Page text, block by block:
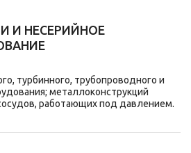
И НЕСЕРИЙНОЕ
турбинного, трубопроводного и
металлоконструкций
работающих под давлением.